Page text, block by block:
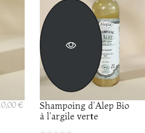
€
Shampoing d'Alep Bio
à l'argile verte